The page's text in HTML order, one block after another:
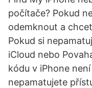
počítače? Pokud
odemknout a
Pokud si
iCloud nebo
kódu v iPhone
nepamatujete